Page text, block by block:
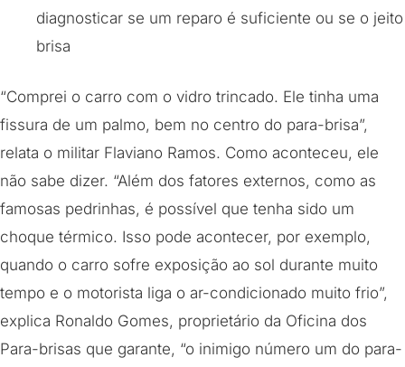
diagnosticar se um reparo é suficiente ou se o
brisa
“Comprei o carro com o vidro trincado. Ele tinha uma
fissura de um palmo, bem no centro do para-brisa”,
relata o militar Flaviano Ramos. Como aconteceu, ele
não sabe dizer. “Além dos fatores externos, como as
famosas pedrinhas, é possível que tenha sido um
choque térmico. Isso pode acontecer, por exemplo,
quando o carro sofre exposição ao sol durante muito
tempo e o motorista liga o ar-condicionado muito frio”,
explica Ronaldo Gomes, proprietário da Oficina dos
Para-brisas que garante, “o inimigo número um do para-